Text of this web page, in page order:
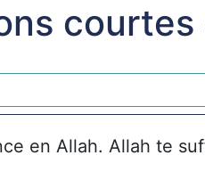
courtes
en Allah. Allah te